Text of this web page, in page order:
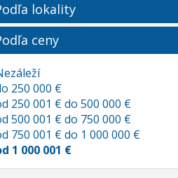
lokality
ceny
250 000 €
250 001 € do 500 000 €
500 001 € do 750 000 €
750 001 € do 1 000 000 €
1 000 001 €